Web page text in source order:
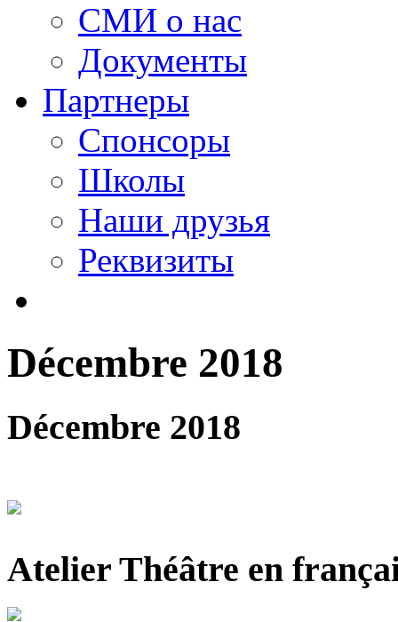
СМИ о нас
Документы
Партнеры
Спонсоры
Школы
Наши друзья
Реквизиты
Décembre 2018
Décembre 2018
Atelier Théâtre en